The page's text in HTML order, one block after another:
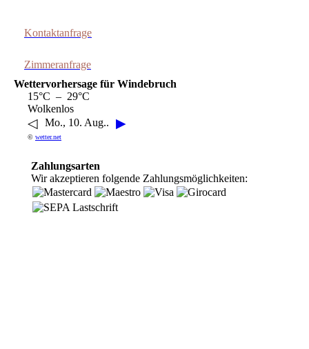
Kontaktanfrage
Zimmeranfrage
Wettervorhersage für Windebruch
15°C – 29°C
Wolkenlos
◁ Mo., 10. Aug.. ▶
© wetter.net
Zahlungsarten
Wir akzeptieren folgende Zahlungsmöglichkeiten: